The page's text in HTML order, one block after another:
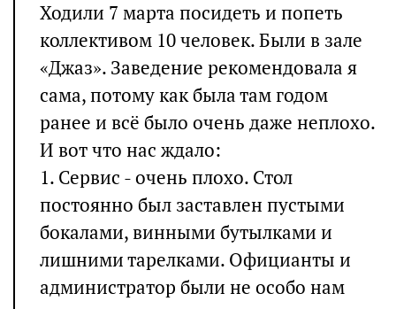
Ходили 7 марта посидеть и попеть
коллективом 10 человек. Были в зале
«Джаз». Заведение рекомендовала я
сама, потому как была там годом
ранее и всё было очень даже неплохо.
И вот что нас ждало:
1. Сервис - очень плохо. Стол
постоянно был заставлен пустыми
бокалами, винными бутылками и
лишними тарелками. Официанты и
администратор были не особо нам